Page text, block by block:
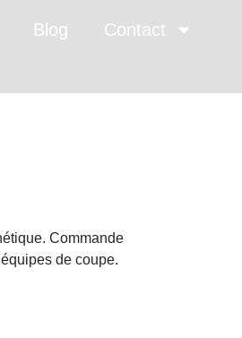
Blog Contact
Commande
de coupe.